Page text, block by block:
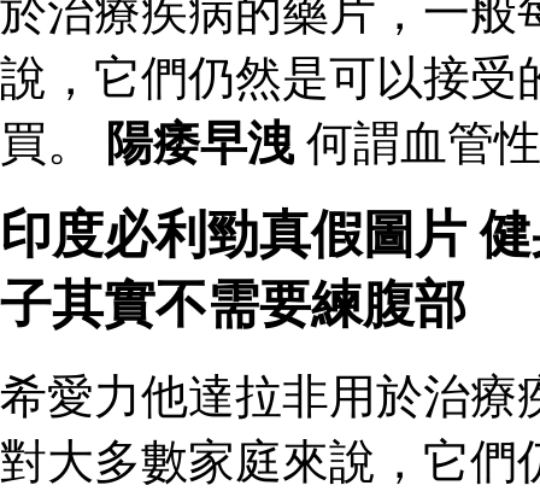
於治療疾病的藥片，一般
說，它們仍然是可以接受
買。
陽痿早洩 何謂血管
印度必利勁真假圖片
子其實不需要練腹部
希愛力他達拉非用於治療
對大多數家庭來說，它們